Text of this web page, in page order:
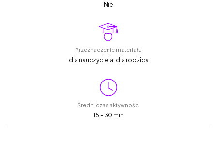
Nie
Przeznaczenie materiału
dla nauczyciela, dla rodzica
Średni czas aktywności
15 - 30 min